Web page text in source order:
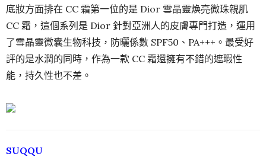
底妝方面排在 CC 霜第一位的是 Dior 雪晶靈煥亮微珠親肌
CC 霜，這個系列是 Dior 針對亞洲人的皮膚專門打造，運用
了雪晶靈微囊生物科技，防曬係數 SPF50、PA+++。最受好
評的是水潤的同時，作為一款 CC 霜還擁有不錯的遮瑕性
能，持久性也不差。
SUQQU